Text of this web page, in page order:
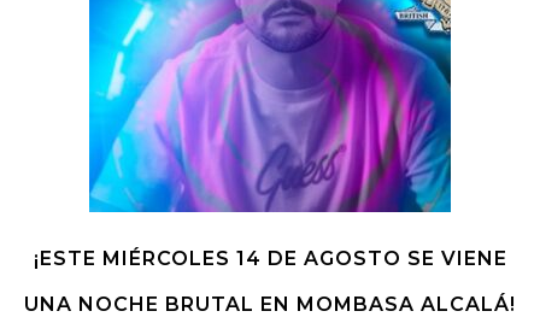
¡ESTE MIÉRCOLES 14 DE AGOSTO SE VIENE
UNA NOCHE BRUTAL EN MOMBASA ALCALÁ!